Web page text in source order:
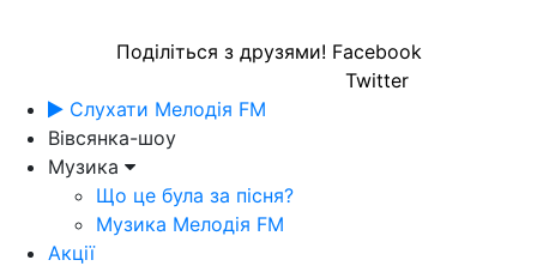
Поділіться з друзями! Facebook
Twitter
Слухати Мелодія FM
Вівсянка-шоу
Музика
Що це була за пісня?
Музика Мелодія FM
Акції